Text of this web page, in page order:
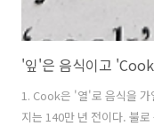
1. Cook은 '열'로 음식을 가
지는 140만 년 전이다. 불